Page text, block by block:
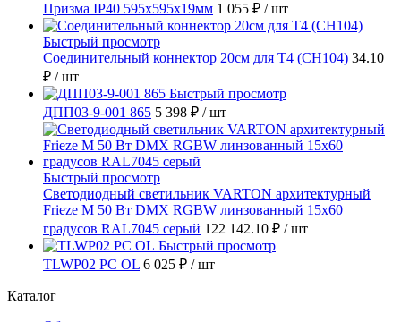
Призма IP40 595х595х19мм 1 055 ₽ / шт
Быстрый просмотр
Соединительный коннектор 20см для T4 (СН104) 34.10
₽ / шт
Быстрый просмотр
ДПП03-9-001 865 5 398 ₽ / шт
Быстрый просмотр
Светодиодный светильник VARTON архитектурный
Frieze M 50 Вт DMX RGBW линзованный 15x60
градусов RAL7045 серый 122 142.10 ₽ / шт
Быстрый просмотр
TLWP02 PC OL 6 025 ₽ / шт
Каталог